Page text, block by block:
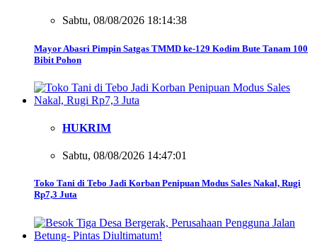
Sabtu, 08/08/2026 18:14:38
Mayor Abasri Pimpin Satgas TMMD ke-129 Kodim Bute Tanam 100
Bibit Pohon
HUKRIM
Sabtu, 08/08/2026 14:47:01
Toko Tani di Tebo Jadi Korban Penipuan Modus Sales Nakal, Rugi
Rp7,3 Juta